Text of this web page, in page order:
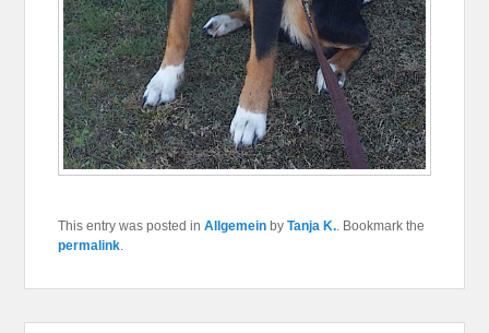
This entry was posted inAllgemein byTanja K. . Bookmark the
permalink